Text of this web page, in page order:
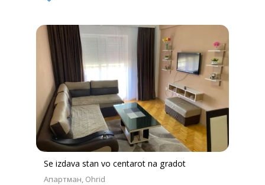
Se izdava stan vo centarot na gradot
Апартман Ohrid